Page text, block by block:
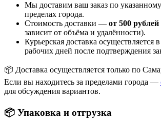
Мы доставим ваш заказ по
пределах города.
Стоимость доставки — от 500 рублей
зависит от объёма и удалённости).
Курьерская доставка осуществляется
рабочих дней после подтверждения
📦 Доставка осуществляется только по
Если вы находитесь за пределами города —
для обсуждения вариантов.
📦 Упаковка и отгрузка